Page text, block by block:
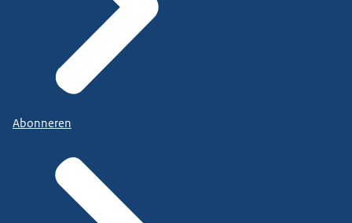
Abonneren